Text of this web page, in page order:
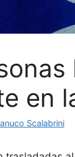
en
Scalabrini